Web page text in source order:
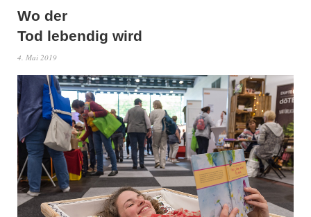
Wo der
Tod lebendig wird
4. Mai 2019